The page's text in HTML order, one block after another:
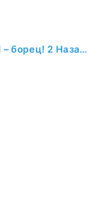
Я – борец! 2 Назад в СССР